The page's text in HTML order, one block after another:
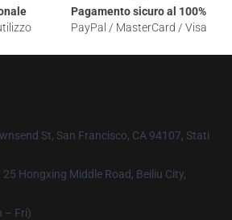
Pagamento sicuro al 100%
PayPal / MasterCard / Visa
St, San Francisco, CA 94107, Stati
25 Hongxing Middle Road, Beiliu City,
– Fri)